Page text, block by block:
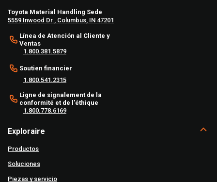
Toyota Material Handling Sede
5559 Inwood Dr., Columbus, IN 47201
Línea de Atención al Cliente y
Ventas
1.800.381.5879
Soutien financier
1.800.541.2315
Ligne de signalement de la
conformité et de l'éthique
1.800.778.6169
Exploraire
Productos
Soluciones
Piezas y servicio